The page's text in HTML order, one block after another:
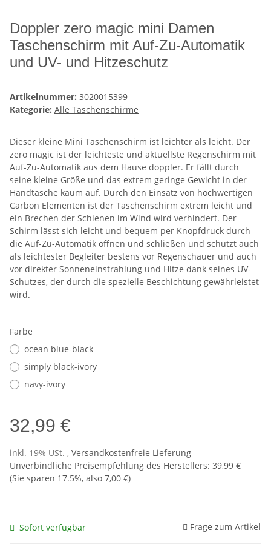
Doppler zero magic mini Damen
Taschenschirm mit Auf-Zu-Automatik
und UV- und Hitzeschutz
Artikelnummer: 3020015399
Kategorie: Alle Taschenschirme
Dieser kleine Mini Taschenschirm ist leichter als leicht. Der
zero magic ist der leichteste und aktuellste Regenschirm mit
Auf-Zu-Automatik aus dem Hause doppler. Er fällt durch
seine kleine Größe und das extrem geringe Gewicht in der
Handtasche kaum auf. Durch den Einsatz von hochwertigen
Carbon Elementen ist der Taschenschirm extrem leicht und
ein Brechen der Schienen im Wind wird verhindert. Der
Schirm lässt sich leicht und bequem per Knopfdruck durch
die Auf-Zu-Automatik öffnen und schließen und schützt auch
als leichtester Begleiter bestens vor Regenschauer und auch
vor direkter Sonneneinstrahlung und Hitze dank seines UV-
Schutzes, der durch die spezielle Beschichtung gewährleistet
wird.
Farbe
ocean blue-black
simply black-ivory
navy-ivory
32,99 €
inkl. 19% USt. , Versandkostenfreie Lieferung
Unverbindliche Preisempfehlung des Herstellers: 39,99 €
(Sie sparen 17.5%, also 7,00 €)
Sofort verfügbar Frage zum Artikel